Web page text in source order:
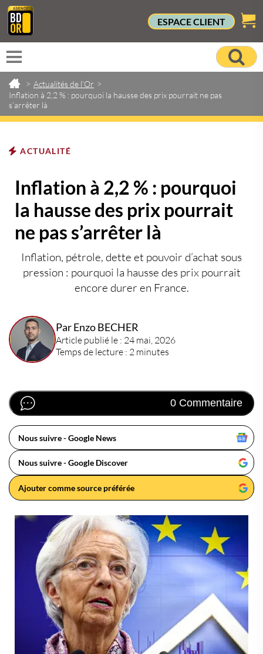
ESPACE CLIENT
> Actualités de l'Or >
Inflation à 2,2 % : pourquoi la hausse des prix pourrait ne pas
s’arrêter là
ACTUALITÉ
Inflation à 2,2 % : pourquoi
la hausse des prix pourrait
ne pas s’arrêter là
Inflation, pétrole, dette et pouvoir d’achat sous
pression : pourquoi la hausse des prix pourrait
encore durer en France.
Par Enzo BECHER
Article publié le : 24 mai, 2026
Temps de lecture : 2 minutes
0 Commentaire
Nous suivre - Google News
Nous suivre - Google Discover
Ajouter comme source préférée